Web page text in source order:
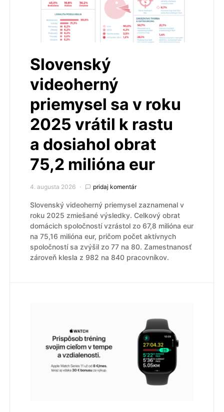
Slovenský
videoherný
priemysel sa v roku
2025 vrátil k rastu
a dosiahol obrat
75,2 milióna eur
4. augusta 2026 pridaj komentár
Slovenský videoherný priemysel zaznamenal v
roku 2025 zmiešané výsledky. Celkový obrat
domácich spoločností vzrástol zo 67,8 milióna eur
na 75,16 milióna eur, pričom počet aktívnych
spoločností sa zvýšil zo 77 na 80. Zamestnanosť
zároveň klesla z 982 na 840 pracovníkov.